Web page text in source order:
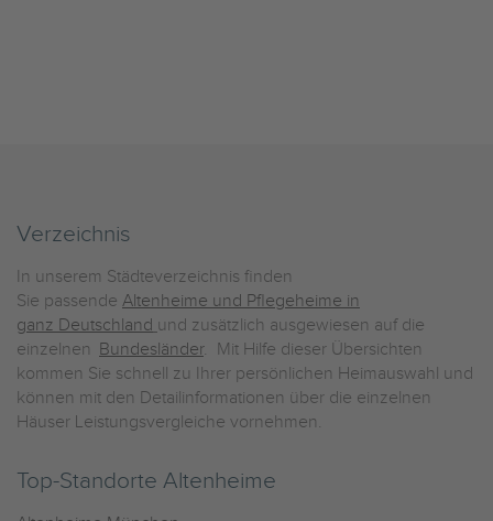
Verzeichnis
In unserem Städteverzeichnis finden
Sie passende Altenheime und Pflegeheime in
ganz Deutschland und zusätzlich ausgewiesen auf die
einzelnen Bundesländer. Mit Hilfe dieser Übersichten
kommen Sie schnell zu Ihrer persönlichen Heimauswahl und
können mit den Detailinformationen über die einzelnen
Häuser Leistungsvergleiche vornehmen.
Top-Standorte Altenheime